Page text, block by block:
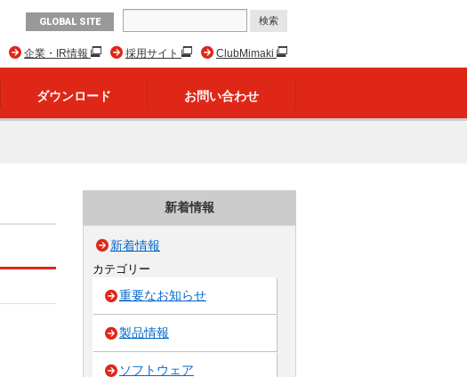
GLOBAL SITE
ClubMimaki
採用サイト
企業・IR情報
ダウンロード お問い合わせ
新着情報
新着情報
カテゴリー
重要なお知らせ
製品情報
ソフトウェア